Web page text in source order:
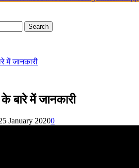
Search
में जानकारी
बारे में जानकारी
January 20200